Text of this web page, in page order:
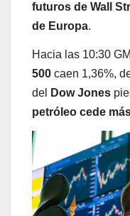
futuros de Wall
de Europa.
Hacia las 10:30
500 caen 1,36%,
del
Dow Jones
petróleo cede